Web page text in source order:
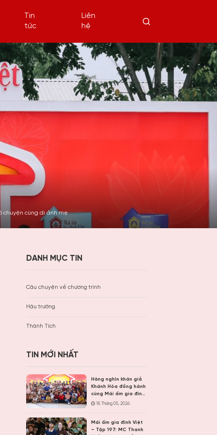
Tin
tức
Liên
hệ
chuyện cùng di ảnh mẹ
DANH MỤC TIN
Câu chuyện về chương trình
Hậu trường
Thành Tích
TIN MỚI NHẤT
Hàng nghìn khán giả
Khánh Hòa đồng hành
cùng Mái ấm gia đình
Việt, trao hơn 9 tỷ
18 Tháng 05, 2026
Mái ấm gia đình Việt
– Tập 197: MC Thanh